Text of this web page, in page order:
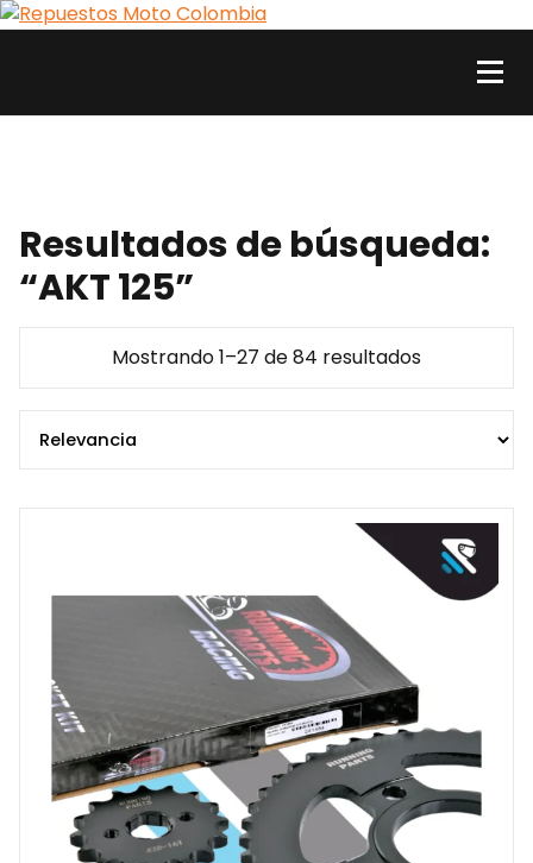
Skip
Repuestos Moto Colombia
Resultados de búsqueda:
“AKT 125”
Mostrando 1–27 de 84 resultadosSorted